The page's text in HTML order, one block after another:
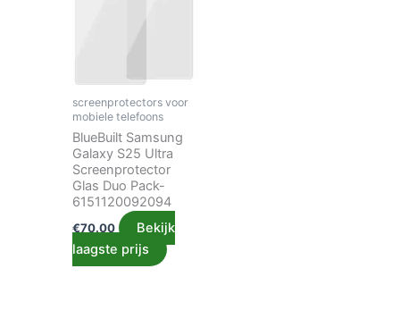
screenprotectors voor
mobiele telefoons
BlueBuilt Samsung
Galaxy S25 Ultra
Screenprotector
Glas Duo Pack-
6151120092094
€70.00
Bekijk
laagste prijs